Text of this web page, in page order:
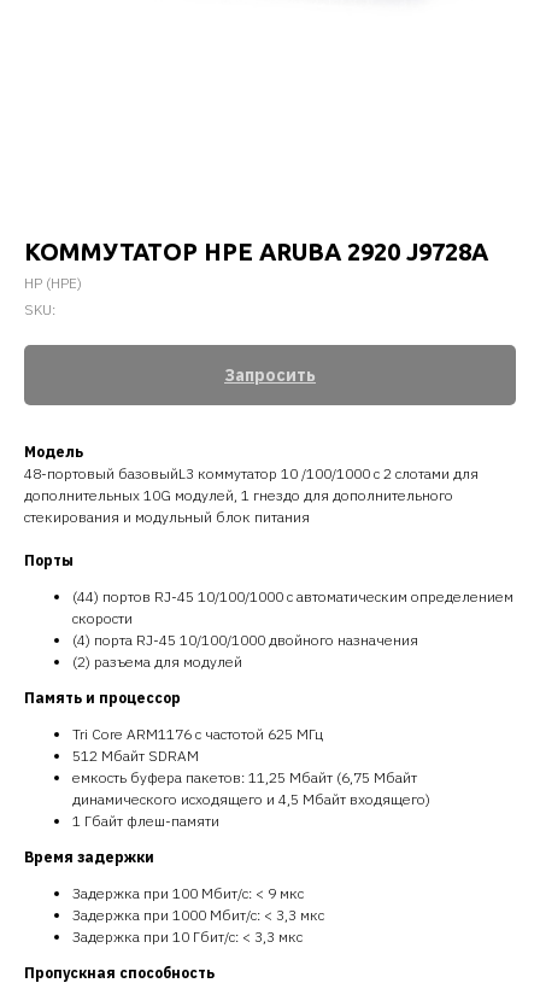
КОММУТАТОР HPE ARUBA 2920 J9728A
HP (HPE)
SKU:
Запросить
Модель
48-портовый базовыйL3 коммутатор 10 /100/1000 с 2 слотами для
дополнительных 10G модулей, 1 гнездо для дополнительного
стекирования и модульный блок питания
Порты
(44) портов RJ-45 10/100/1000 с автоматическим определением
скорости
(4) порта RJ-45 10/100/1000 двойного назначения
(2) разъема для модулей
Память и процессор
Tri Core ARM1176 с частотой 625 МГц
512 Мбайт SDRAM
емкость буфера пакетов: 11,25 Мбайт (6,75 Мбайт
динамического исходящего и 4,5 Мбайт входящего)
1 Гбайт флеш-памяти
Время задержки
Задержка при 100 Мбит/с: < 9 мкс
Задержка при 1000 Мбит/с: < 3,3 мкс
Задержка при 10 Гбит/с: < 3,3 мкс
Пропускная способность